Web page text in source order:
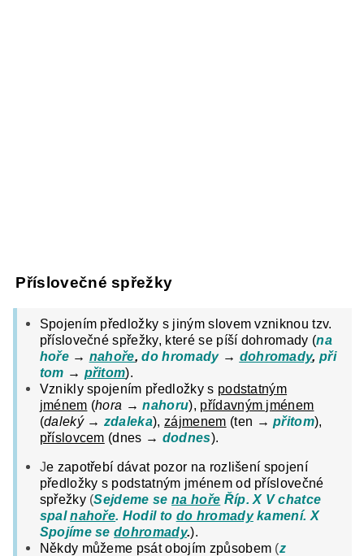
Příslovečné spřežky
Spojením předložky s jiným slovem vzniknou tzv.
příslovečné spřežky, které se píší dohromady (na
hoře → nahoře,do hromady→ dohromady,při
tom → přitom).
Vznikly spojením předložky s podstatným
jménem (hora →nahoru), přídavným jménem
(daleký → zdaleka),zájmenem (ten →přitom),
příslovcem (dnes → dodnes).
Je zapotřebí dávat pozor na rozlišení spojení
předložky s podstatným jménem od příslovečné
spřežky(Sejdeme sena hoře Říp. X V chatce
spalnahoře. Hodil to do hromadykamení. X
Spojíme sedohromady.).
Někdy můžeme psát obojím způsobem (z